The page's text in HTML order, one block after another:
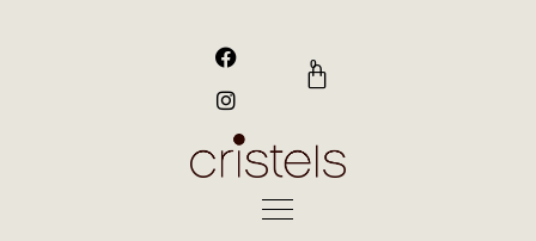
F
a
c
e
b
o
I
n
s
t
a
g
0
Kurv